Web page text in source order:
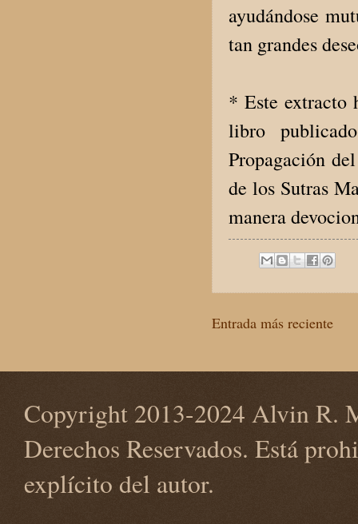
ayudándose
tan grandes
* Este extracto
libro
Propagación
de los Sutras
manera
Entrada más reciente
Copyright 2013-2024 Alvin R.
Derechos Reservados. Está
explícito del autor.